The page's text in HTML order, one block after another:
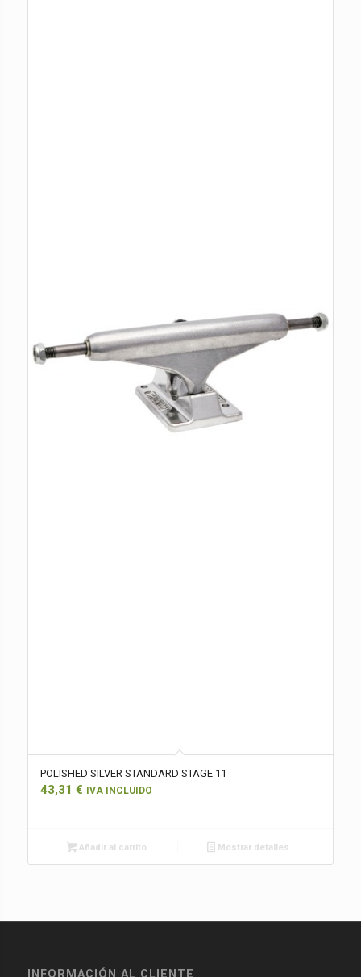
POLISHED SILVER STANDARD STAGE 11
43,31 € IVA INCLUIDO
Añadir al carrito Mostrar detalles
INFORMACIÓN AL CLIENTE